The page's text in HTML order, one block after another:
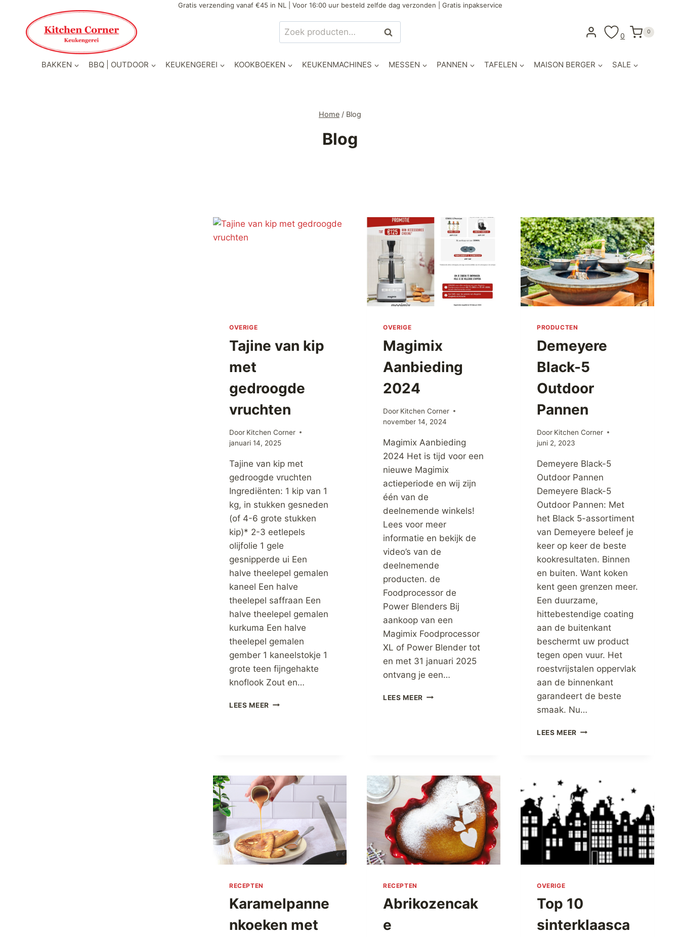
inhoud
Gratis verzending vanaf €45 in NL | Voor 16:00 uur besteld zelfde dag verzonden | Gratis inpakservice
Zoeken
naar:
Zoeken 0 0
BAKKEN BBQ | OUTDOOR KEUKENGEREI KOOKBOEKEN KEUKENMACHINES MESSEN PANNEN TAFELEN MAISON BERGER SALE
Home / Blog
Blog
OVERIGE
Tajine van kip
met
gedroogde
vruchten
Door Kitchen Corner
januari 14, 2025
Tajine van kip met
gedroogde vruchten
Ingrediënten: 1 kip van 1
kg, in stukken gesneden
(of 4-6 grote stukken
kip)* 2-3 eetlepels
olijfolie 1 gele
gesnipperde ui Een
halve theelepel gemalen
kaneel Een halve
theelepel saffraan Een
halve theelepel gemalen
kurkuma Een halve
theelepel gemalen
gember 1 kaneelstokje 1
grote teen fijngehakte
knoflook Zout en…
LEES MEER TAJINE
OVERIGE
Magimix
Aanbieding
2024
Door Kitchen Corner
november 14, 2024
Magimix Aanbieding
2024 Het is tijd voor een
nieuwe Magimix
actieperiode en wij zijn
één van de
deelnemende winkels!
Lees voor meer
informatie en bekijk de
video’s van de
deelnemende
producten. de
Foodprocessor de
Power Blenders Bij
aankoop van een
Magimix Foodprocessor
XL of Power Blender tot
en met 31 januari 2025
ontvang je een…
LEES MEER MAGIMIX
PRODUCTEN
Demeyere
Black-5
Outdoor
Pannen
Door Kitchen Corner
juni 2, 2023
Demeyere Black-5
Outdoor Pannen
Demeyere Black-5
Outdoor Pannen: Met
het Black 5-assortiment
van Demeyere beleef je
keer op keer de beste
kookresultaten. Binnen
en buiten. Want koken
kent geen grenzen meer.
Een duurzame,
hittebestendige coating
aan de buitenkant
beschermt uw product
tegen open vuur. Het
roestvrijstalen oppervlak
aan de binnenkant
garandeert de beste
smaak. Nu…
LEES MEER DEMEYERE
RECEPTEN
Karamelpanne
nkoeken met
RECEPTEN
Abrikozencak
e
OVERIGE
Top 10
sinterklaasca